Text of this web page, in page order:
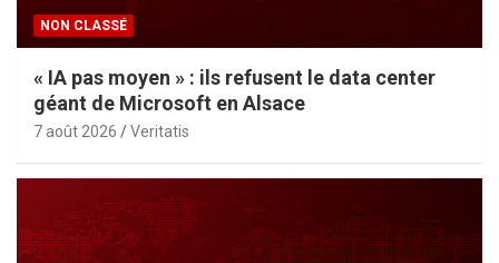
NON CLASSÉ
« IA pas moyen » : ils refusent le data center
géant de Microsoft en Alsace
7 août 2026 Veritatis